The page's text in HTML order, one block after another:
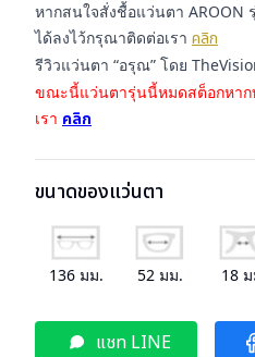
หากสนใจสั่งชื้อแว่นตา AROON
ได้ลงไว้กรุณาติดต่อเรา คลิก
รีวิวแว่นตา “อรุณ” โดย
ขณะนี้แว่นตารุ่นนี้หมดสต็อกหาก
เรา คลิก
ขนาดของแว่นตา
136 มม. 52 มม. 18ม
แชท LINE